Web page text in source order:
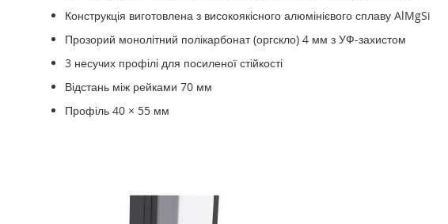
Конструкція виготовлена ​​з високоякісного алюмінієвого сплаву AlMgSi
Прозорий монолітний полікарбонат (оргскло) 4 мм з УФ-захистом
3 несучих профілі для посиленої стійкості
Відстань між рейками 70 мм
Профіль 40 × 55 мм